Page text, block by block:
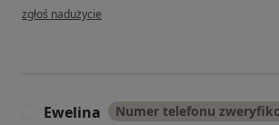
w opinii użytkownika Agnieszka
zgłoś nadużycie
Ewelina Numer telefonu